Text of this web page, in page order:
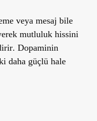
veya mesaj bile
mutluluk hissini
. Dopaminin
daha güçlü hale